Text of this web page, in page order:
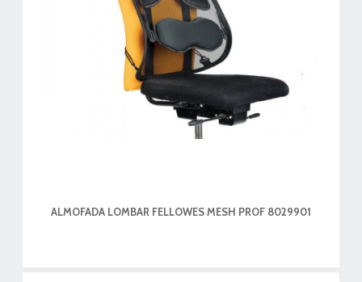
ALMOFADA LOMBAR FELLOWES MESH PROF 8029901